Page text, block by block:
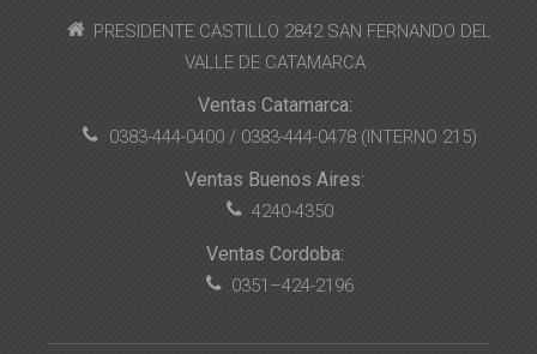
PRESIDENTE CASTILLO 2842 SAN FERNANDO DEL
VALLE DE CATAMARCA
Ventas Catamarca:
0383-444-0400 / 0383-444-0478 (INTERNO 215)
Ventas Buenos Aires:
4240-4350
Ventas Cordoba:
0351–424-2196